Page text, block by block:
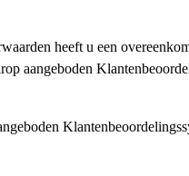
heeft u een
aangeboden